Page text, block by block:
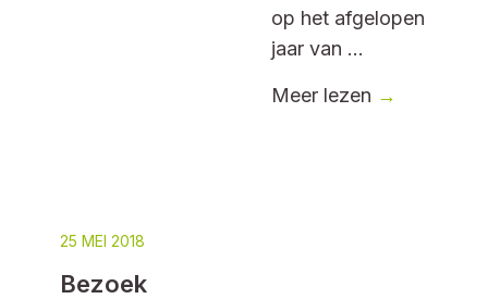
op het afgelopen
jaar van ...
Meer lezen →
25 MEI 2018
Bezoek